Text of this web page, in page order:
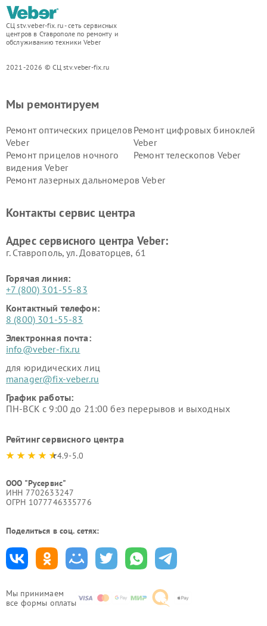
СЦ stv.veber-fix.ru - сеть сервисных
центров в Ставрополе по ремонту и
обслуживанию техники Veber
2021-2026 © СЦ stv.veber-fix.ru
Мы принимаем
все формы оплаты
Мы ремонтируем
Ремонт оптических прицелов
Veber
Ремонт цифровых биноклей
Veber
Ремонт прицелов ночного
видения Veber
Ремонт телескопов Veber
Ремонт лазерных дальномеров Veber
Контакты сервис центра
Адрес сервисного центра Veber:
г. Ставрополь, ул. Доваторцев, 61
Горячая линия:
+7 (800) 301-55-83
Контактный телефон:
8 (800) 301-55-83
Электронная почта:
info@veber-fix.ru
для юридических лиц
manager@fix-veber.ru
График работы:
ПН-ВСК с 9:00 до 21:00 без перерывов и выходных
Рейтинг сервисного центра
4.9-5.0
ООО "Русервис"
ИНН 7702633247
ОГРН 1077746335776
Поделиться в соц. сетях: